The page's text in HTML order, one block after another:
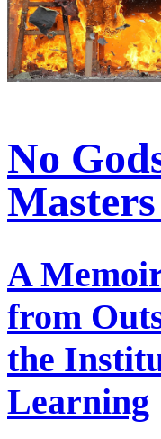
No
Masters
A
from
the
Learning